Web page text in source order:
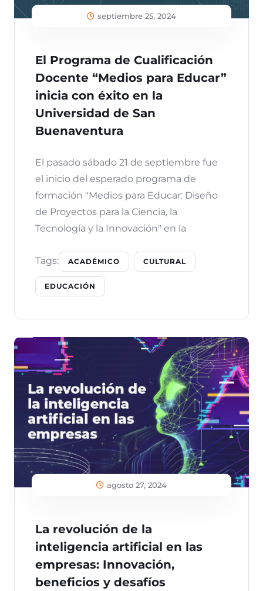
septiembre 25, 2024
El Programa de Cualificación
Docente “Medios para Educar”
inicia con éxito en la
Universidad de San
Buenaventura
El pasado sábado 21 de septiembre fue
el inicio del esperado programa de
formación "Medios para Educar: Diseño
de Proyectos para la Ciencia, la
Tecnología y la Innovación" en la
Tags: ACADÉMICO CULTURAL
EDUCACIÓN
agosto 27, 2024
La revolución de la
inteligencia artificial en las
empresas: Innovación,
beneficios y desafíos